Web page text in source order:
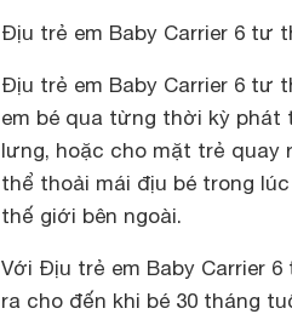
Địu trẻ em Baby Carrier 6 tư
Địu trẻ em Baby Carrier 6 tư
em bé qua từng thời kỳ phát
lưng, hoặc cho mặt trẻ quay
thể thoải mái địu bé trong
thế giới bên ngoài.
Với Địu trẻ em Baby Carrier
ra cho đến khi bé 30 tháng